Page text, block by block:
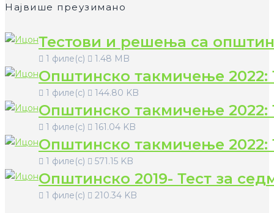
Највише преузимано
Тестови и решења са
1 филе(с) 1.48 MB
Општинско такмичење 2022:
1 филе(с) 144.80 KB
Општинско такмичење 2022:
1 филе(с) 161.04 KB
Општинско такмичење 2022:
1 филе(с) 571.15 KB
Општинско 2019- Тест за
1 филе(с) 210.34 KB